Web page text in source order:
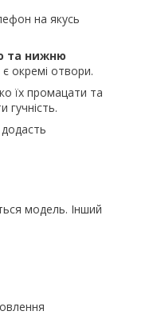
на якусь
та нижню
окремі отвори.
їх промацати та
гучність.
модель. Інший